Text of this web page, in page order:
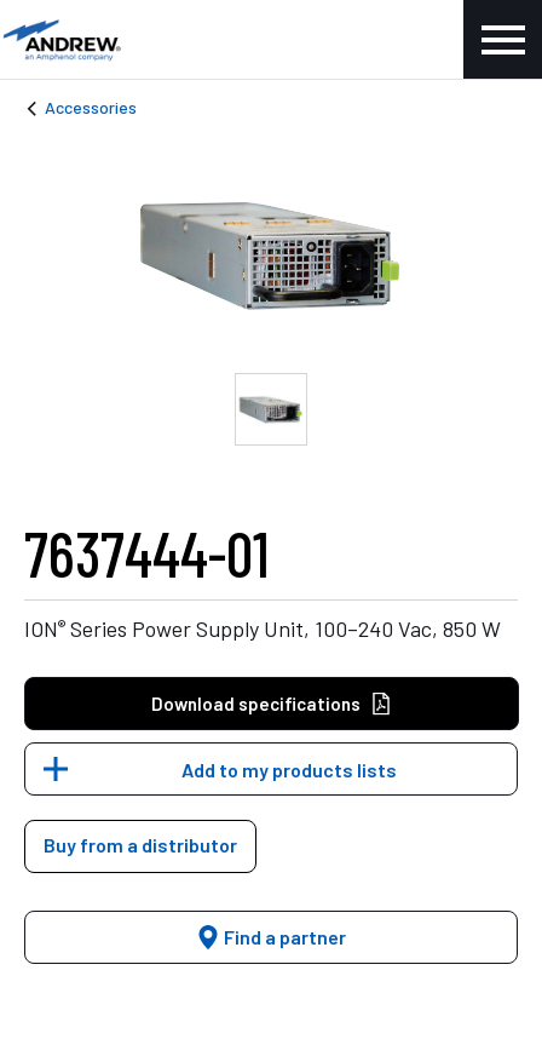
Accessories
7637444-01
ION® Series Power Supply Unit, 100–240 Vac, 850 W
Download specifications
Add to my products lists
Buy from a distributor
Find a partner